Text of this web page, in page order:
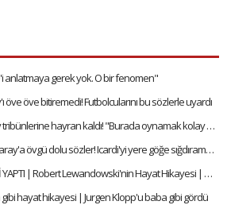
anlatmaya gerek yok. O bir fenomen"
öve bitiremedi! Futbolcularını bu sözlerle uyardı
Thomas Tuchel, Galatasaray tribünlerine hayran kaldı! "Burada oynamak kolay değil"
Thomas Tuchel'den Galatasaray'a övgü dolu sözler! Icardi'yi yere göğe sığdıramadı
KENDİ HAYATINI BİTİRME TEZİ YAPTI | Robert Lewandowski'nin Hayat Hikayesi | Futbol Hikayeleri #51
hayat hikayesi | Jurgen Klopp'u baba gibi gördü